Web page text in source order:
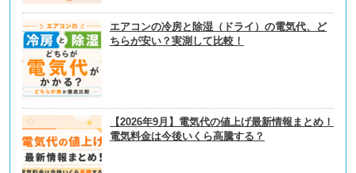
エアコンの冷房と除湿（ドライ）の電気代、ど
ちらが安い？実測して比較！
【2026年9月】電気代の値上げ最新情報まとめ！
電気料金は今後いくら高騰する？